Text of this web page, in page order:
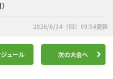
2026/6/14（日）09:54更新
ュール 次の大会へ